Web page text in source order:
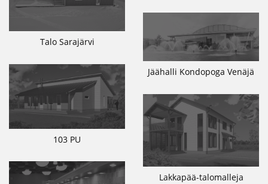
Talo Sarajärvi
Jäähalli Kondopoga Venäjä
103 PU
Lakkapää-talomalleja